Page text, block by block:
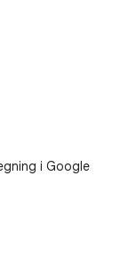
i Google